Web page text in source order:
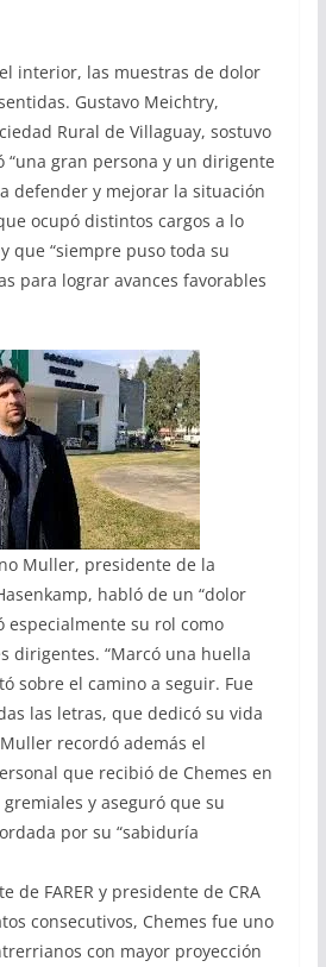
interior, las muestras de dolor
Gustavo Meichtry,
Rural de Villaguay, sostuvo
“una gran persona y un dirigente
defender y mejorar la situación
ocupó distintos cargos a lo
que “siempre puso toda su
para lograr avances favorables
Muller, presidente de la
habló de un “dolor
especialmente su rol como
dirigentes. “Marcó una huella
sobre el camino a seguir. Fue
las letras, que dedicó su vida
recordó además el
que recibió de Chemes en
y aseguró que su
por su “sabiduría
de FARER y presidente de CRA
consecutivos, Chemes fue uno
con mayor proyección